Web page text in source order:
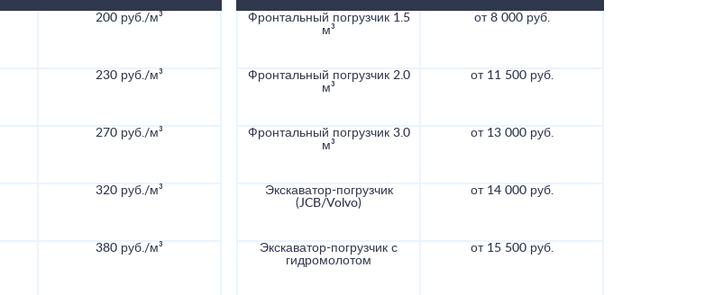
200 руб./м³
230 руб./м³
270 руб./м³
320 руб./м³
380 руб./м³
Фронтальный погрузчик 1.5
м³
от 8 000 руб.
Фронтальный погрузчик 2.0
м³
от 11 500 руб.
Фронтальный погрузчик 3.0
м³
от 13 000 руб.
Экскаватор-погрузчик
(JCB/Volvo)
от 14 000 руб.
Экскаватор-погрузчик с
гидромолотом
от 15 500 руб.